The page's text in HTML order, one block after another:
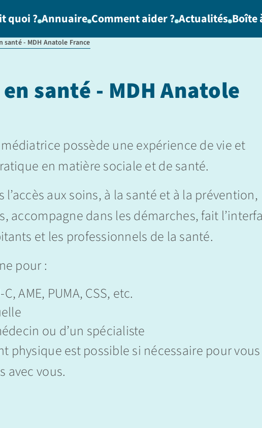
quoi ? Annuaire Comment aider ? Actualités Boîte
santé - MDH Anatole France
santé - MDH Anatole
possède une expérience de vie et
en matière sociale et de santé.
aux soins, à la santé et à la prévention,
accompagne dans les démarches, fait
et les professionnels de la santé.
pour :
AME, PUMA, CSS, etc.
ou d’un spécialiste
physique est possible si nécessaire pour
avec vous.